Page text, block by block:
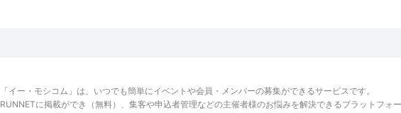
「イー・モシコム」は、いつでも簡単にイベントや会員・メンバーの募集ができるサービスです。
RUNNETに掲載ができ（無料）、集客や申込者管理などの主催者様のお悩みを解決できるプラットフォー